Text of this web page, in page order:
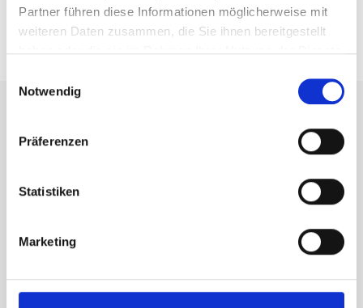
Partner führen diese Informationen möglicherweise mit
weiteren Daten zusammen, die Sie ihnen bereitgestellt
haben oder die sie im Rahmen Ihrer Nutzung der Dienste
Notwendig
Präferenzen
Statistiken
Marketing
Reparatur.
Schritt für Schritt zur
Fehlerursache
Zuerst die Anlagendokumentation prüfen: Welche
Schaltungsart ist für die betroffene Leuchte
Netzspannung messen – liegt sie an? Falls nicht,